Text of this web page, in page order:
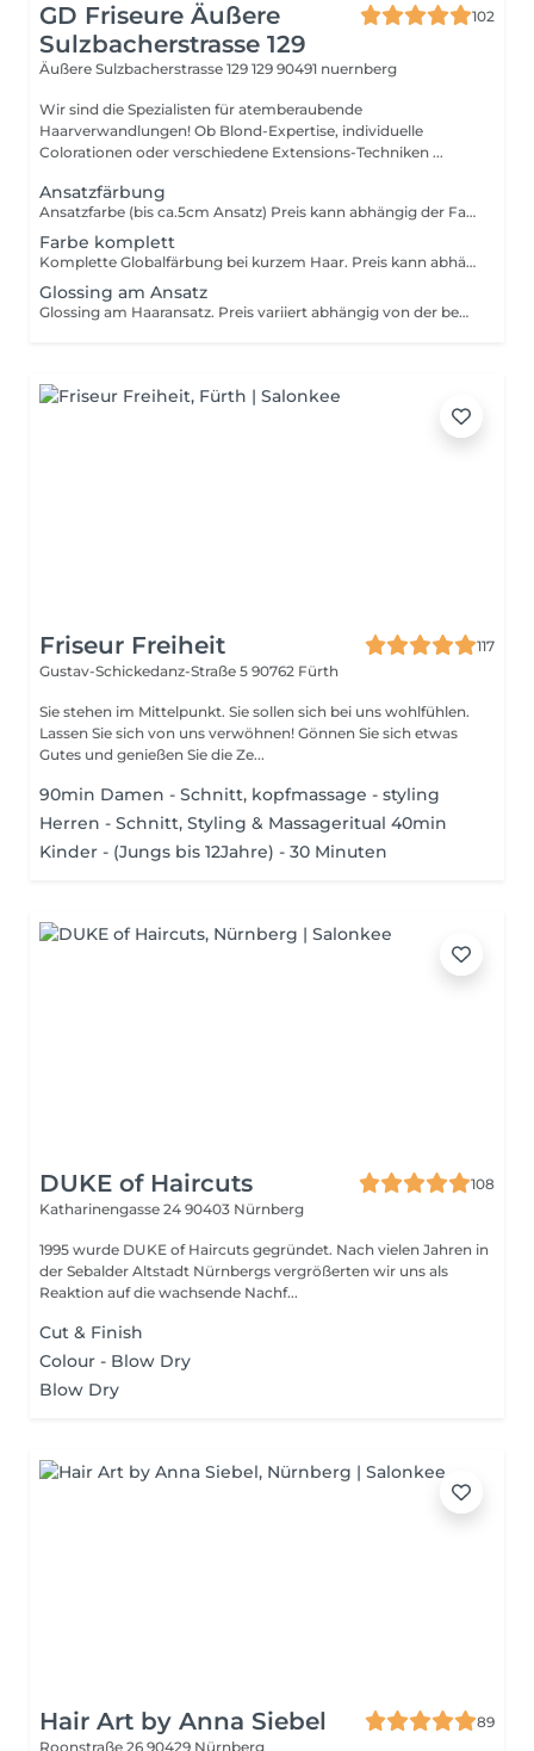
GD Friseure Äußere
Sulzbacherstrasse 129
102
Äußere Sulzbacherstrasse 129 129 90491 nuernberg
Wir sind die Spezialisten für atemberaubende
Haarverwandlungen! Ob Blond-Expertise, individuelle
Colorationen oder verschiedene Extensions-Techniken ...
Ansatzfärbung
Ansatzfarbe (bis ca.5cm Ansatz) Preis kann abhängig der Farbmenge variieren!
Farbe komplett
Komplette Globalfärbung bei kurzem Haar. Preis kann abhängig der Farbmenge variieren.
Glossing am Ansatz
Glossing am Haaransatz. Preis variiert abhängig von der benutzen Farbmasse
Friseur Freiheit
117
Gustav-Schickedanz-Straße 5 90762 Fürth
Sie stehen im Mittelpunkt. Sie sollen sich bei uns wohlfühlen.
Lassen Sie sich von uns verwöhnen! Gönnen Sie sich etwas
Gutes und genießen Sie die Ze...
90min Damen - Schnitt, kopfmassage - styling
Herren - Schnitt, Styling & Massageritual 40min
Kinder - (Jungs bis 12Jahre) - 30 Minuten
DUKE of Haircuts
108
Katharinengasse 24 90403 Nürnberg
1995 wurde DUKE of Haircuts gegründet. Nach vielen Jahren in
der Sebalder Altstadt Nürnbergs vergrößerten wir uns als
Reaktion auf die wachsende Nachf...
Cut & Finish
Colour - Blow Dry
Blow Dry
Hair Art by Anna Siebel
89
Roonstraße 26 90429 Nürnberg